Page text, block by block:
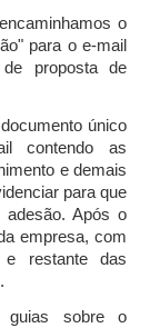
o
para o e-mail
proposta de
único
contendo as
e demais
para que
adesão. Após o
empresa, com
e restante das
guias sobre o